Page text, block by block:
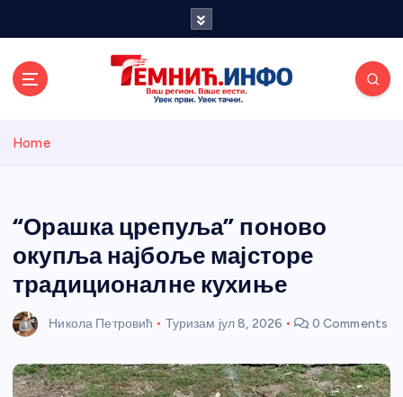
и портал
Home
“Орашка црепуља” поново
окупља најбоље мајсторе
традиционалне кухиње
Никола Петровић Туризам јул 8, 2026 0 Comments